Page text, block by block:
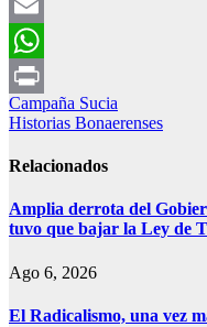
Facebook
Email
WhatsApp
Print
Navegación
de
entradas
Campaña Sucia
Historias Bonaerenses
Relacionados
Amplia derrota del
tuvo que bajar la Ley de
Ago 6, 2026
El Radicalismo, una vez